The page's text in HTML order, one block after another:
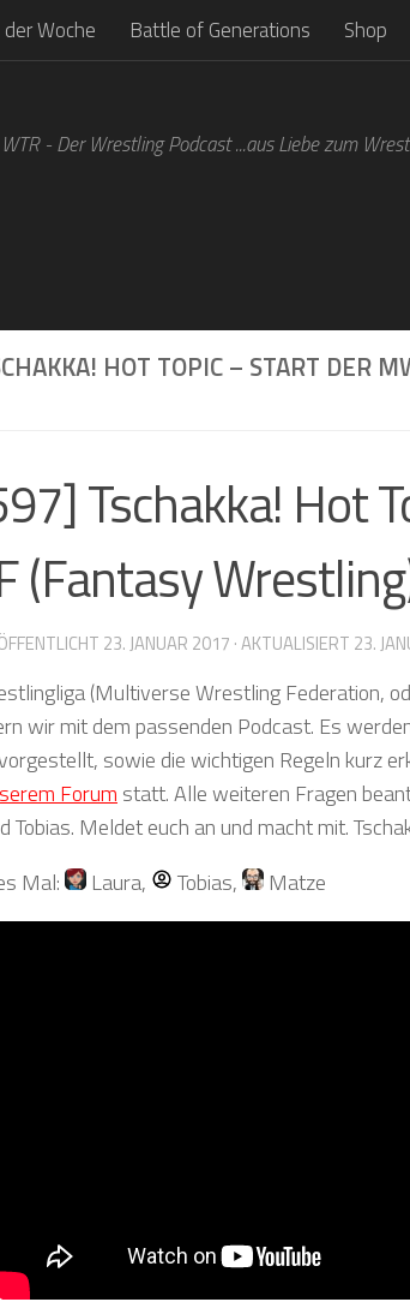
Woche Battle of Generations Shop
WTR - Der Wrestling Podcast ...aus Liebe zum
HOT TOPIC – START DER
Tschakka! Hot
(Fantasy
23. JANUAR 2017 · AKTUALISIERT 23.
(Multiverse Wrestling Federation,
wir mit dem passenden Podcast. Es
sowie die wichtigen Regeln kurz
Forum statt. Alle weiteren Fragen
Tobias. Meldet euch an und macht mit.
Mal:
Laura, Tobias, Matze